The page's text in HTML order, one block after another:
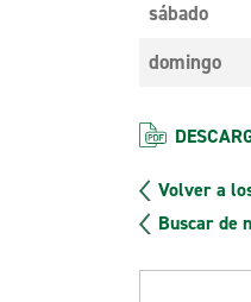
sábado
domingo
Volver a
Buscar de